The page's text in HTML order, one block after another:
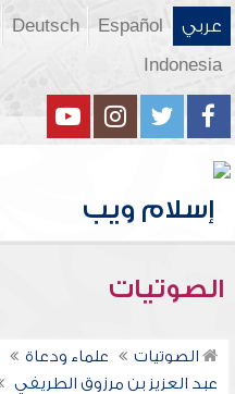
عربي Español
Deutsch
Indonesia
الصوتيات
الصوتيات علماء ودعاة
عبد العزيز بن مرزوق الطريفي